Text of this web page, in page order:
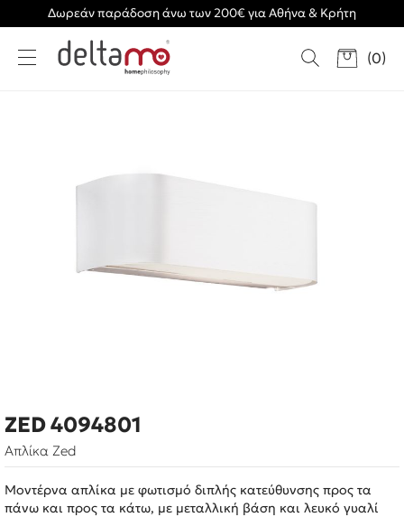
Δωρεάν παράδοση άνω των 200€ για Αθήνα & Κρήτη
(0)
ZED 4094801
Απλίκα Zed
Μοντέρνα απλίκα με φωτισμό διπλής κατεύθυνσης προς τα
πάνω και προς τα κάτω, με μεταλλική βάση και λευκό γυαλί